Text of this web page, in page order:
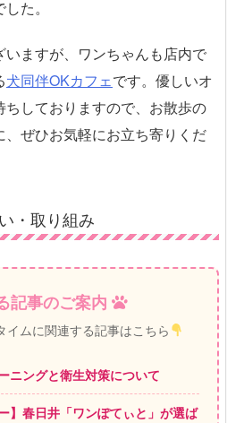
た。
ますが、ワンちゃんも店内で
犬同伴OKカフェです。優しいオ
ちしておりますので、お散歩の
ぜひお気軽にお立ち寄りくだ
・取り組み
記事のご案内
イムに関連する記事はこちら
ニングと衛生対策について
】春日井「ワンぽてぃと」が選ば